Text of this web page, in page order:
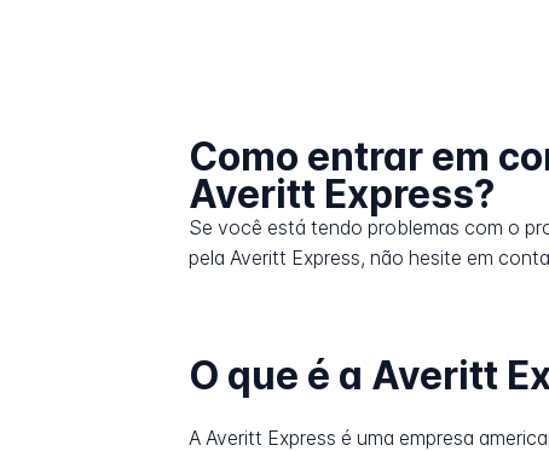
Como entrar em
Averitt Express?
Se você está tendo problemas com o
pela Averitt Express, não hesite em
O que é a Averitt
A Averitt Express é uma empresa